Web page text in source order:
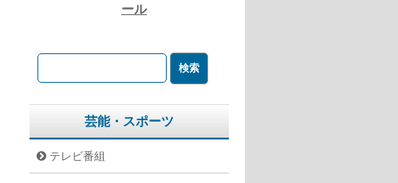
ール
芸能・スポーツ
テレビ番組